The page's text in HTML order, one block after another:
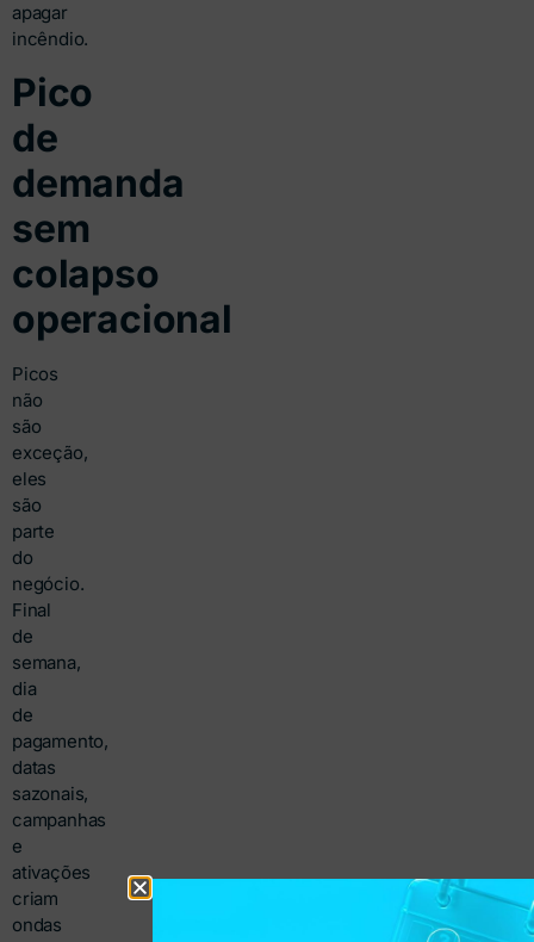
apagar
incêndio.
Pico
de
demanda
sem
colapso
operacional
Picos
não
são
exceção,
eles
são
parte
do
negócio.
Final
de
semana,
dia
de
pagamento,
datas
sazonais,
campanhas
e
ativações
criam
ondas